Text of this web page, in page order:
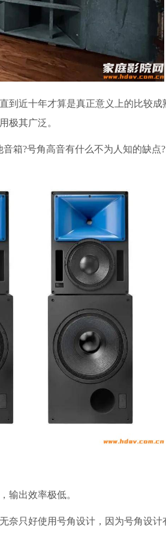
到近十年才算是真正意义上的比较成
极其广泛。
箱?号角高音有什么不为人知的缺点?
输出效率极低。
奈只好使用号角设计，因为号角设计